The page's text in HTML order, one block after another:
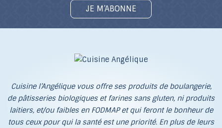
JE M’ABONNE
Cuisine l’Angélique vous offre ses produits de boulangerie,
de pâtisseries biologiques et farines sans gluten, ni produits
laitiers, et/ou faibles en FODMAP et qui feront le bonheur de
tous ceux pour qui la santé est une priorité. En plus de leurs